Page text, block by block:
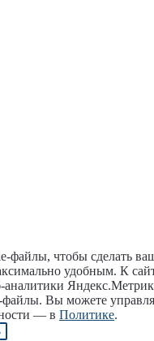
файлы, чтобы сделать
удобным. К
аналитики
Вы можете
— в Политике.